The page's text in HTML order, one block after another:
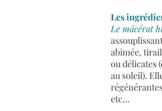
Les
Le mâcérat
abîmée,
ou délicates
au soleil).
etc…